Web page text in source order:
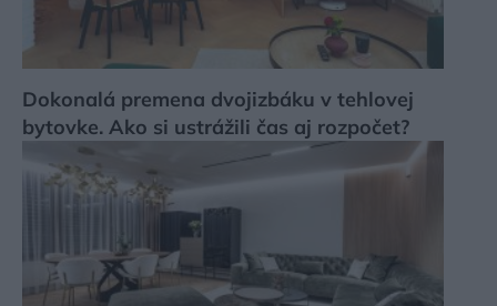
Dokonalá premena dvojizbáku v tehlovej
bytovke. Ako si ustrážili čas aj rozpočet?